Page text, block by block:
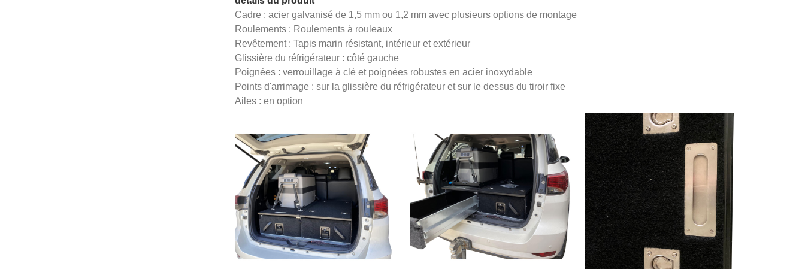
Cadre : acier galvanisé de 1,5 mm ou 1,2 mm avec plusieurs options de montage
Roulements : Roulements à rouleaux
Revêtement : Tapis marin résistant, intérieur et extérieur
Glissière du réfrigérateur : côté gauche
Poignées : verrouillage à clé et poignées robustes en acier inoxydable
Points d'arrimage : sur la glissière du réfrigérateur et sur le dessus du tiroir fixe
Ailes : en option